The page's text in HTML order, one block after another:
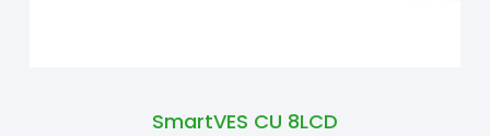
SmartVES CU 8LCD